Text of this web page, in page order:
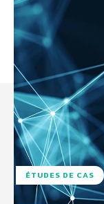
ÉTUDES DE CAS